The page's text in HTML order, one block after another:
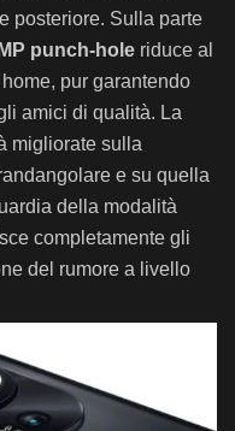
posteriore. Sulla parte
punch-hole riduce al
pur garantendo
amici di qualità. La
migliorate sulla
e su quella
della modalità
completamente gli
del rumore a livello